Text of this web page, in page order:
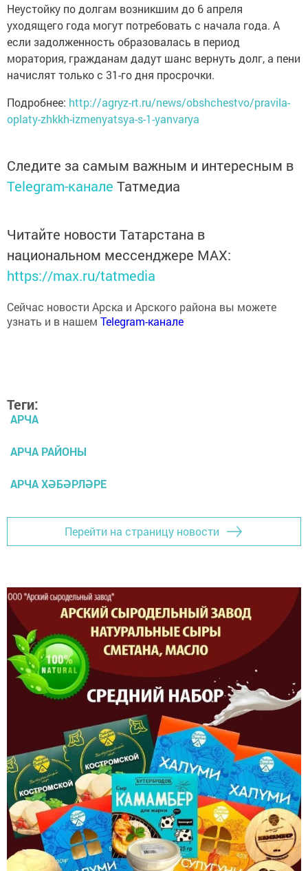
Неустойку по долгам возникшим до 6 апреля
уходящего года могут потребовать с начала года. А
если задолженность образовалась в период
моратория, гражданам дадут шанс вернуть долг, а пени
начислят только с 31-го дня просрочки.
Подробнее: http://agryz-rt.ru/news/obshchestvo/pravila-
oplaty-zhkkh-izmenyatsya-s-1-yanvarya
Следите за самым важным и интересным в
Telegram-канале Татмедиа
Читайте новости Татарстана в
национальном мессенджере MАХ:
https://max.ru/tatmedia
Сейчас новости Арска и Арского района вы можете
узнать и в нашем Telegram-канале
Теги:
АРЧА
АРЧА РАЙОНЫ
АРЧА ХӘБӘРЛӘРЕ
Перейти на страницу новости